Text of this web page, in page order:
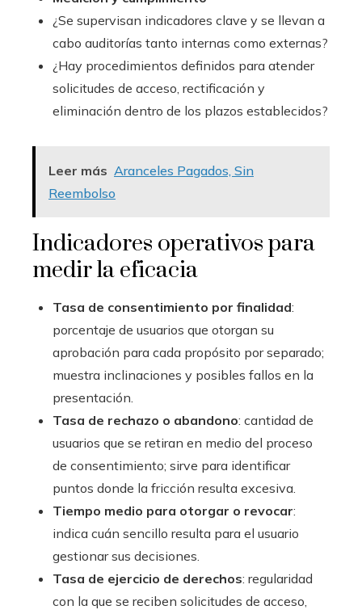
¿Se supervisan indicadores clave y se llevan a
cabo auditorías tanto internas como externas?
¿Hay procedimientos definidos para atender
solicitudes de acceso, rectificación y
eliminación dentro de los plazos establecidos?
Leer más Aranceles Pagados, Sin
Reembolso
Indicadores operativos para
medir la eficacia
Tasa de consentimiento por finalidad:
porcentaje de usuarios que otorgan su
aprobación para cada propósito por separado;
muestra inclinaciones y posibles fallos en la
presentación.
Tasa de rechazo o abandono: cantidad de
usuarios que se retiran en medio del proceso
de consentimiento; sirve para identificar
puntos donde la fricción resulta excesiva.
Tiempo medio para otorgar o revocar:
indica cuán sencillo resulta para el usuario
gestionar sus decisiones.
Tasa de ejercicio de derechos: regularidad
con la que se reciben solicitudes de acceso,